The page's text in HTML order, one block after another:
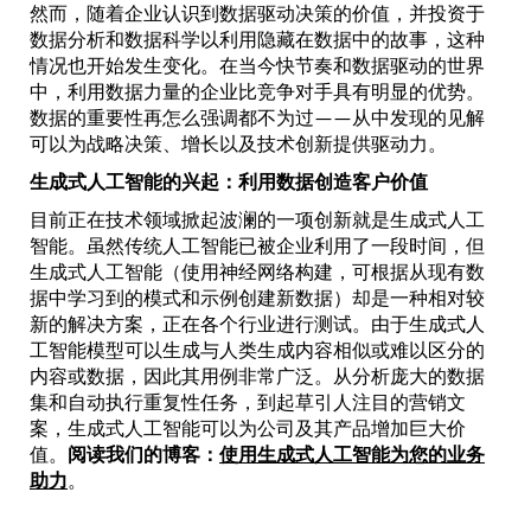
然而，随着企业认识到数据驱动决策的价值，并投资于
数据分析和数据科学以利用隐藏在数据中的故事，这种
情况也开始发生变化。在当今快节奏和数据驱动的世界
中，利用数据力量的企业比竞争对手具有明显的优势。
数据的重要性再怎么强调都不为过——从中发现的见解
可以为战略决策、增长以及技术创新提供驱动力。
生成式人工智能的兴起：利用数据创造客户价值
目前正在技术领域掀起波澜的一项创新就是生成式人工
智能。虽然传统人工智能已被企业利用了一段时间，但
生成式人工智能（使用神经网络构建，可根据从现有数
据中学习到的模式和示例创建新数据）却是一种相对较
新的解决方案，正在各个行业进行测试。由于生成式人
工智能模型可以生成与人类生成内容相似或难以区分的
内容或数据，因此其用例非常广泛。从分析庞大的数据
集和自动执行重复性任务，到起草引人注目的营销文
案，生成式人工智能可以为公司及其产品增加巨大价
值。 阅读我们的博客： 使用生成式人工智能为您的业务
助力。